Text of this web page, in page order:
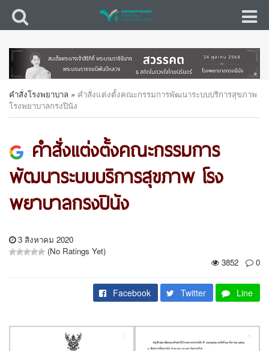
คำสั่งโรงพยาบาล » คำสั่งแต่งตั้งคณะกรรมการพัฒนาระบบบริการสุขภาพ
โรงพยาบาลกรงปินัง
คำสั่งแต่งตั้งคณะกรรมการ
พัฒนาระบบบริการสุขภาพ โรง
พยาบาลกรงปินัง
3 สิงหาคม 2020
(No Ratings Yet)
3852
0
Facebook Twitter Line